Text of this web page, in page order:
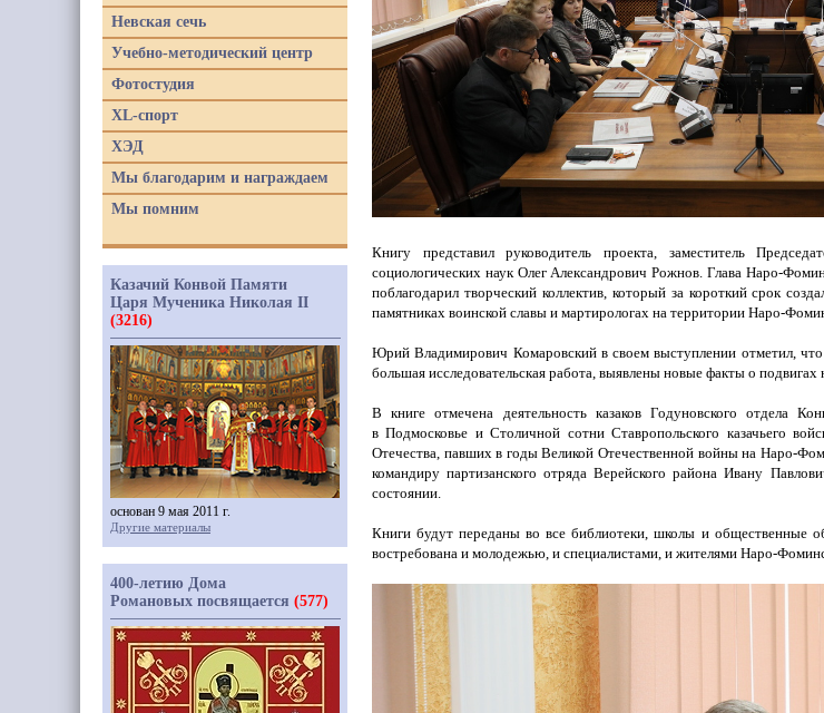
Книгу представил руководитель проекта, заместитель
социологических наук Олег Александрович Рожнов. Глава Наро-
поблагодарил творческий коллектив, который за короткий срок
памятниках воинской славы и мартирологах на территории Наро-
Юрий Владимирович Комаровский в своем выступлении отметил,
большая исследовательская работа, выявлены новые факты о
В книге отмечена деятельность казаков Годуновского отдела
в Подмосковье и Столичной сотни Ставропольского казачьего
Отечества, павших в годы Великой Отечественной войны на Наро-
командиру партизанского отряда Верейского района Ивану
состоянии.
Книги будут переданы во все библиотеки, школы и общественные
востребована и молодежью, и специалистами, и жителями Наро-
Невская сечь
Учебно-методический центр
Фотостудия
XL-спорт
ХЭД
Мы благодарим и награждаем
Мы помним
Казачий Конвой Памяти
Царя Мученика Николая II
(3216)
основан 9 мая 2011 г.
Другие материалы
400-летию Дома
Романовых посвящается (577)